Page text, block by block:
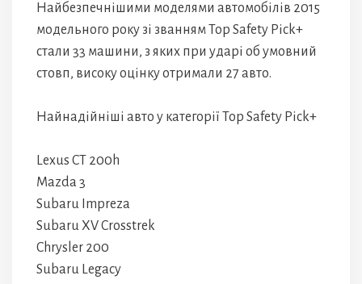
Найбезпечнішими моделями автомобілів 2015
модельного року зі званням Top Safety Pick+
стали 33 машини, з яких при ударі об умовний
стовп, високу оцінку отримали 27 авто.
Найнадійніші авто у категорії Top Safety Pick+
Lexus CT 200h
Mazda 3
Subaru Impreza
Subaru XV Crosstrek
Chrysler 200
Subaru Legacy